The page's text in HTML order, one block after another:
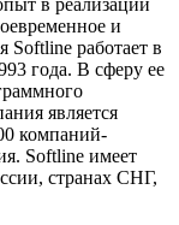
в реализации
и
Softline работает в
года. В сферу ее
является
компаний-
Softline имеет
странах СНГ,